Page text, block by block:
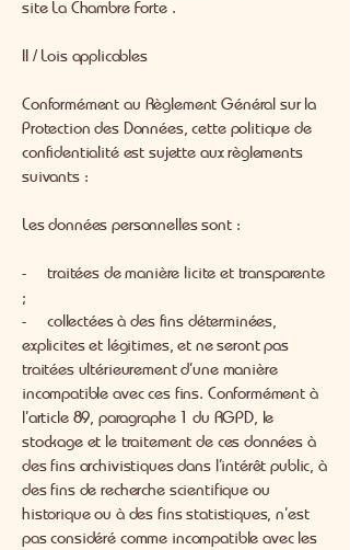
site La Chambre Forte .
II / Lois applicables
Conformément au Règlement Général sur la
Protection des Données, cette politique de
confidentialité est sujette aux règlements
suivants :
Les données personnelles sont :
- traitées de manière licite et transparente
;
- collectées à des fins déterminées,
explicites et légitimes, et ne seront pas
traitées ultérieurement d’une manière
incompatible avec ces fins. Conformément à
l’article 89, paragraphe 1 du RGPD, le
stockage et le traitement de ces données à
des fins archivistiques dans l’intérêt public, à
des fins de recherche scientifique ou
historique ou à des fins statistiques, n’est
pas considéré comme incompatible avec les